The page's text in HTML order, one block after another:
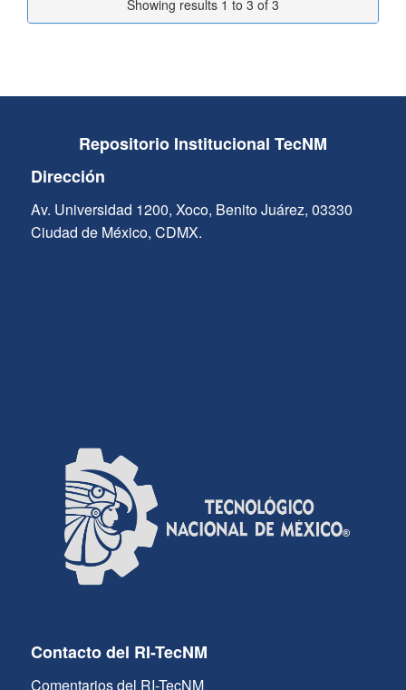
Showing results 1 to 3 of 3
Repositorio Institucional TecNM
Dirección
Av. Universidad 1200, Xoco, Benito Juárez, 03330
Ciudad de México, CDMX.
Contacto del RI-TecNM
Comentarios del RI-TecNM